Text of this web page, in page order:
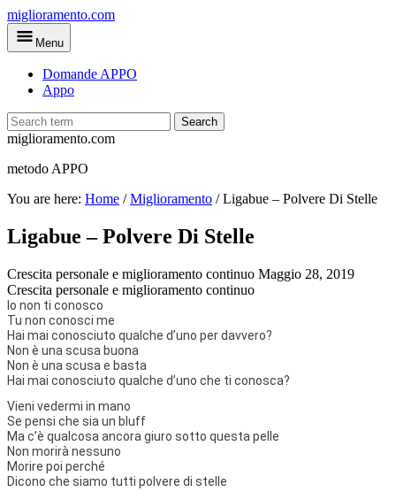
Skip
to
main
miglioramento.com
Menu
Domande APPO
Appo
Search
miglioramento.com
metodo APPO
You are here: Home /Miglioramento /Ligabue – Polvere Di Stelle
Ligabue – Polvere Di Stelle
Crescita personale e miglioramento continuo Maggio 28, 2019
Crescita personale e miglioramento continuo
Io non ti conosco
Tu non conosci me
Hai mai conosciuto qualche d’uno per davvero?
Non è una scusa buona
Non è una scusa e basta
Hai mai conosciuto qualche d’uno che ti conosca?
Vieni vedermi in mano
Se pensi che sia un bluff
Ma c’è qualcosa ancora giuro sotto questa pelle
Non morirà nessuno
Morire poi perché
Dicono che siamo tutti polvere di stelle